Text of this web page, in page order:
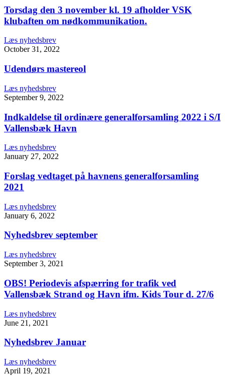
Torsdag den 3 november kl. 19 afholder VSK
klubaften om nødkommunikation.
Læs nyhedsbrev
October 31, 2022
Udendørs mastereol
Læs nyhedsbrev
September 9, 2022
Indkaldelse til ordinære generalforsamling 2022 i S/I
Vallensbæk Havn
Læs nyhedsbrev
January 27, 2022
Forslag vedtaget på havnens generalforsamling
2021
Læs nyhedsbrev
January 6, 2022
Nyhedsbrev september
Læs nyhedsbrev
September 3, 2021
OBS! Periodevis afspærring for trafik ved
Vallensbæk Strand og Havn ifm. Kids Tour d. 27/6
Læs nyhedsbrev
June 21, 2021
Nyhedsbrev Januar
Læs nyhedsbrev
April 19, 2021